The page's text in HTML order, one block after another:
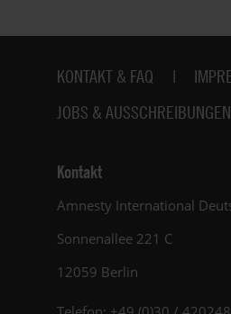
Fußbereich
KONTAKT & FAQ
JOBS & AUSSCHREIBUNGEN
Kontakt
Amnesty International
Sonnenallee 221 C
12059 Berlin